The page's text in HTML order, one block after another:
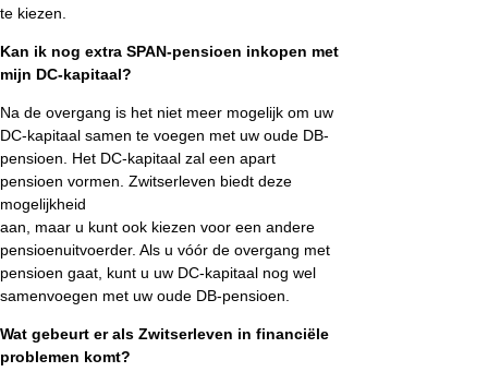
te kiezen.
Kan ik nog extra SPAN-pensioen inkopen met
mijn DC-kapitaal?
Na de overgang is het niet meer mogelijk om uw
DC-kapitaal samen te voegen met uw oude DB-
pensioen. Het DC-kapitaal zal een apart
pensioen vormen. Zwitserleven biedt deze
mogelijkheid
aan, maar u kunt ook kiezen voor een andere
pensioenuitvoerder. Als u vóór de overgang met
pensioen gaat, kunt u uw DC-kapitaal nog wel
samenvoegen met uw oude DB-pensioen.
Wat gebeurt er als Zwitserleven in financiële
problemen komt?